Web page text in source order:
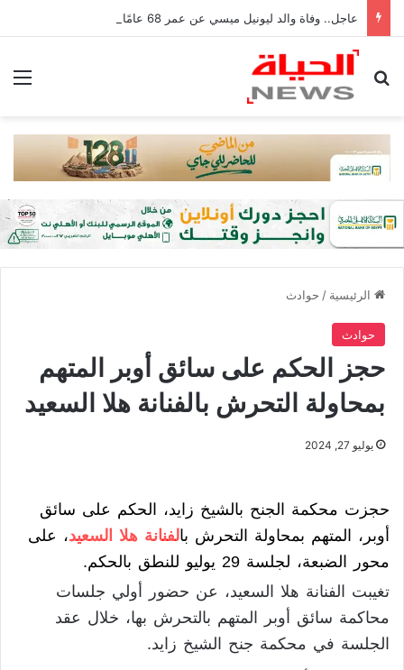
عاجل.. وفاة والد ليونيل ميسي عن عمر 68 عامًا في الأرجنتين
بحث عن
الرئيسية / حوادث
حوادث
حجز الحكم على سائق أوبر المتهم
بمحاولة التحرش بالفنانة هلا السعيد
يوليو 27, 2024
حجزت محكمة الجنح بالشيخ زايد، الحكم على سائق
أوبر، المتهم بمحاولة التحرش بالفنانة هلا السعيد، على
محور الضبعة، لجلسة 29 يوليو للنطق بالحكم.
تغيبت الفنانة هلا السعيد، عن حضور أولي جلسات
محاكمة سائق أوبر المتهم بالتحرش بها، خلال عقد
الجلسة في محكمة جنح الشيخ زايد.